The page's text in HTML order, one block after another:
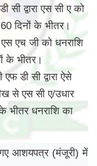
द्वारा एस सी ए को
दिनों के भीतर।
एस एच जी को धनराशि
के भीतर।
डी सी द्वारा ऐसे
से एस सी ए/उधार
भीतर धनराशि का
गए आशयपत्र (मंजूरी) में